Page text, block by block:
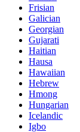
Frisian
Galician
Georgian
Gujarati
Haitian
Hausa
Hawaiian
Hebrew
Hmong
Hungarian
Icelandic
Igbo